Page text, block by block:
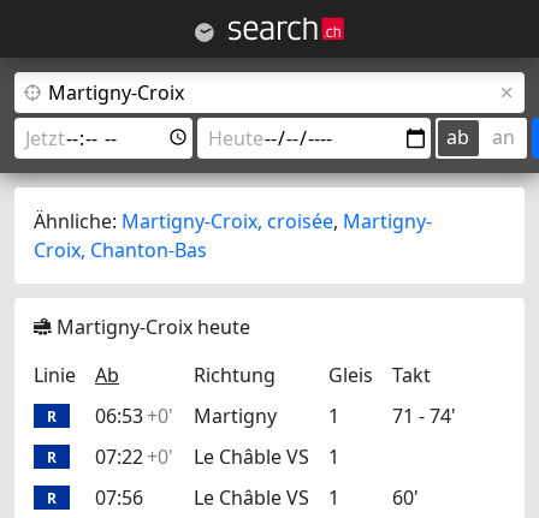
ab an
Ähnliche: Martigny-Croix, croisée, Martigny-
Croix, Chanton-Bas
Martigny-Croix heute
Linie
Ab Richtung Gleis Takt
R 06:53+0' Martigny 1 71 - 74'
R 07:22+0' Le Châble VS 1
R 07:56 Le Châble VS 1 60'